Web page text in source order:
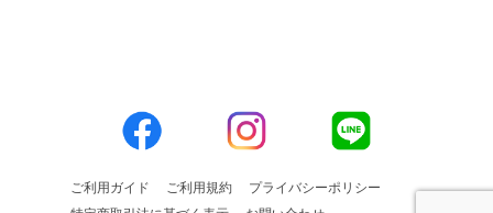
ご利用ガイド ご利用規約
プライバシーポリシー